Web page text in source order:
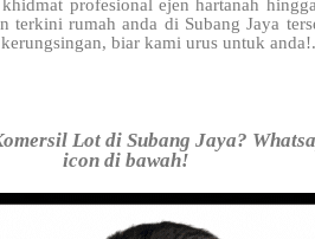
profesional ejen hartanah
terkini rumah anda di Subang Jaya
biar kami urus untuk anda!.
Lot di Subang Jaya?
icon di bawah!